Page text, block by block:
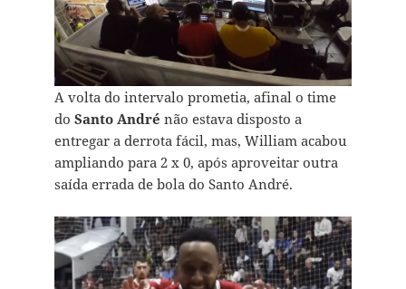
A volta do intervalo prometia, afinal o time
do Santo André não estava disposto a
entregar a derrota fácil, mas, William acabou
ampliando para 2 x 0, após aproveitar outra
saída errada de bola do Santo André.